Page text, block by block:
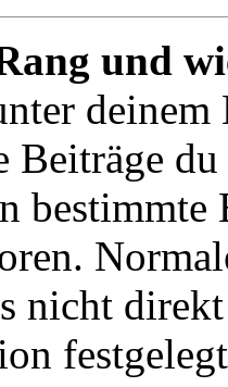
und
deinem
Beiträge
bestimmte
nicht